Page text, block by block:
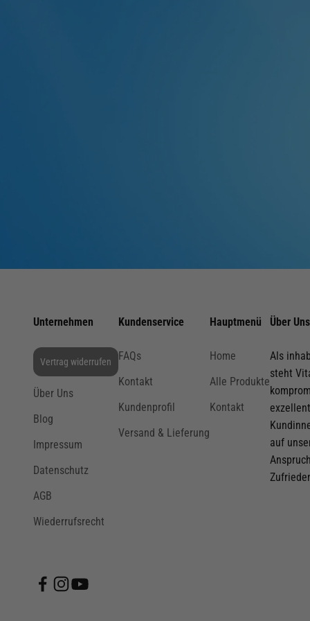
Lust auf 10% Extra-Rabatt?
Erhalte Produkt-News, exklusive Einblicke und einen
erste Bestellung direkt per Mail.
Zum
Durch die Erstellung eines Kontos per E-Mail erkläre ich
Allgemeinen Geschäftsbedingungen einverstanden und
Datenschutzerklärung zur Kenntnis.
Unternehmen
Vertrag widerrufen
Über Uns
Blog
Impressum
Datenschutz
AGB
Wiederrufsrecht
Kundenservice
FAQs
Kontakt
Kundenprofil
Versand & Lieferung
Hauptmenü
Home
Alle Produkte
Kontakt
Über Uns
Als
steht
auf